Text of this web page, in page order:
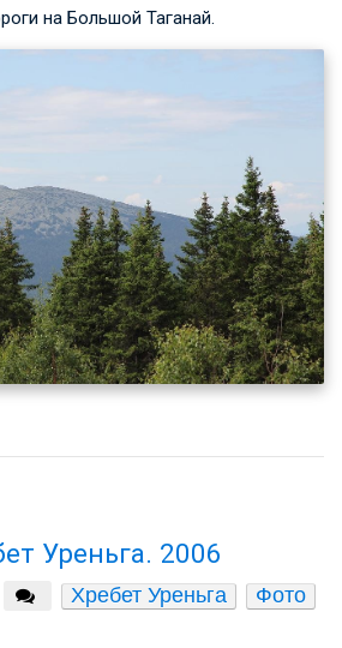
на Большой Таганай.
Уреньга. 2006
Хребет Уреньга
Фото